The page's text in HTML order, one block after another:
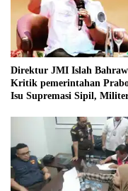
Direktur JMI Islah
Kritik pemerintahan
Isu Supremasi Sipil,